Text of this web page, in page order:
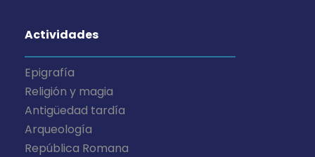
Actividades
Epigrafía
Religión y magia
Antigüedad tardía
Arqueología
República Romana